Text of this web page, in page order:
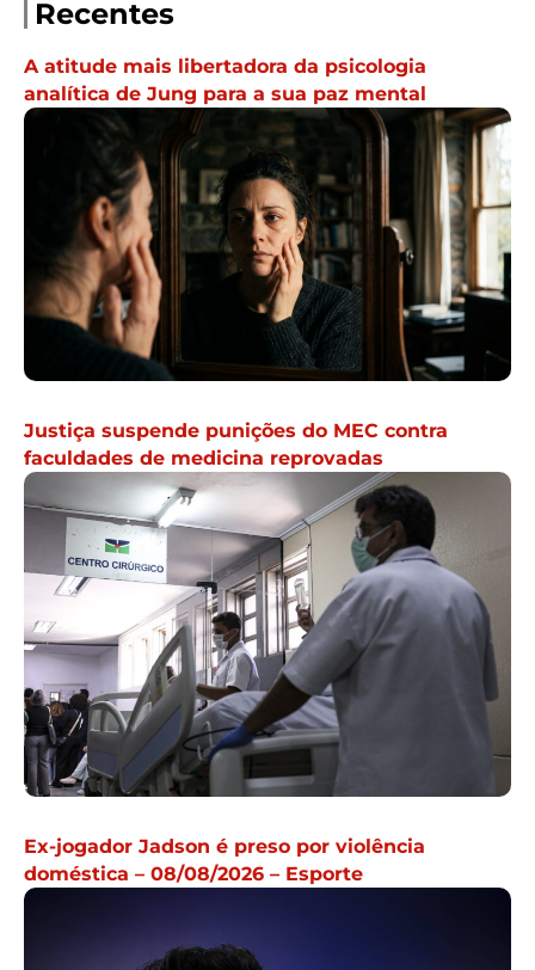
Recentes
A atitude mais libertadora da psicologia
analítica de Jung para a sua paz mental
Justiça suspende punições do MEC contra
faculdades de medicina reprovadas
Ex-jogador Jadson é preso por violência
doméstica – 08/08/2026 – Esporte